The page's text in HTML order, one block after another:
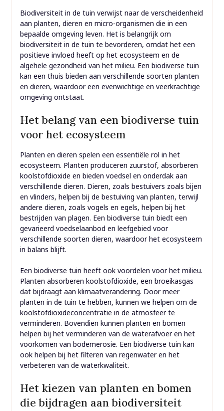
Biodiversiteit in de tuin verwijst naar de verscheidenheid
aan planten, dieren en micro-organismen die in een
bepaalde omgeving leven. Het is belangrijk om
biodiversiteit in de tuin te bevorderen, omdat het een
positieve invloed heeft op het ecosysteem en de
algehele gezondheid van het milieu. Een biodiverse tuin
kan een thuis bieden aan verschillende soorten planten
en dieren, waardoor een evenwichtige en veerkrachtige
omgeving ontstaat.
Het belang van een biodiverse tuin
voor het ecosysteem
Planten en dieren spelen een essentiële rol in het
ecosysteem. Planten produceren zuurstof, absorberen
koolstofdioxide en bieden voedsel en onderdak aan
verschillende dieren. Dieren, zoals bestuivers zoals bijen
en vlinders, helpen bij de bestuiving van planten, terwijl
andere dieren, zoals vogels en egels, helpen bij het
bestrijden van plagen. Een biodiverse tuin biedt een
gevarieerd voedselaanbod en leefgebied voor
verschillende soorten dieren, waardoor het ecosysteem
in balans blijft.
Een biodiverse tuin heeft ook voordelen voor het milieu.
Planten absorberen koolstofdioxide, een broeikasgas
dat bijdraagt aan klimaatverandering. Door meer
planten in de tuin te hebben, kunnen we helpen om de
koolstofdioxideconcentratie in de atmosfeer te
verminderen. Bovendien kunnen planten en bomen
helpen bij het verminderen van de waterafvoer en het
voorkomen van bodemerosie. Een biodiverse tuin kan
ook helpen bij het filteren van regenwater en het
verbeteren van de waterkwaliteit.
Het kiezen van planten en bomen
die bijdragen aan biodiversiteit